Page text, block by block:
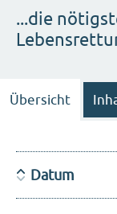
...die
Übersicht
Datum